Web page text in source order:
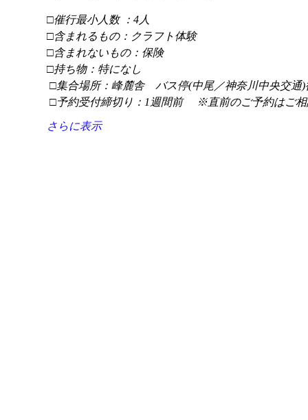
□催行最小人数 ：4人
□含まれるもの：クラフト体験
□含まれないもの：保険
□持ち物：特になし
□集合場所：峰麓舎　バス停(中尾／神奈川中央交通)
□予約受付締切り：1週間前 　※直前のご予約はご
さらに表示